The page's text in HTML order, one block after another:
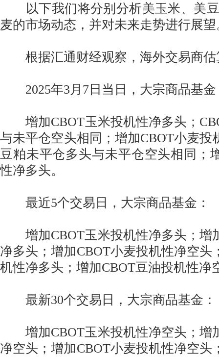
以下我们将分别分析美玉米、美豆
麦的市场动态，并对未来走势进行展望
根据汇通财经观察，海外交易商估
2025年3月7日当日，大宗商品基金
增加CBOT玉米投机性净多头；
与未平仓空头相同；增加CBOT小麦投
豆粕未平仓多头与未平仓空头相同；
性净多头。
最近5个交易日，大宗商品基金：
增加CBOT玉米投机性净多头；增
净多头；增加CBOT小麦投机性净空头
机性净多头；增加CBOT豆油投机性净
最新30个交易日，大宗商品基金：
增加CBOT玉米投机性净空头；增
净空头；增加CBOT小麦投机性净空头